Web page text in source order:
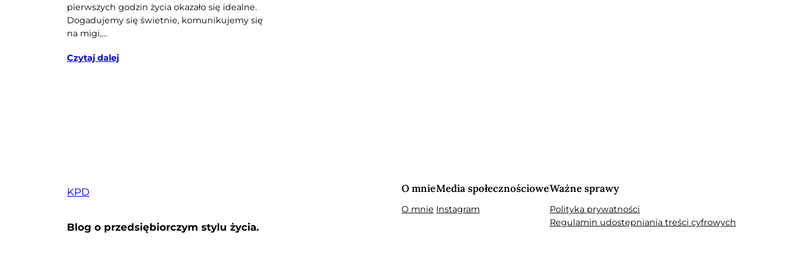
pierwszych godzin życia okazało się idealne.
Dogadujemy się świetnie, komunikujemy się
na migi,…
Czytaj dalej
KPD
Blog o przedsiębiorczym stylu życia.
O mnie
O mnie
Media społecznościowe
Instagram
Ważne sprawy
Polityka prywatności
Regulamin udostępniania treści cyfrowych